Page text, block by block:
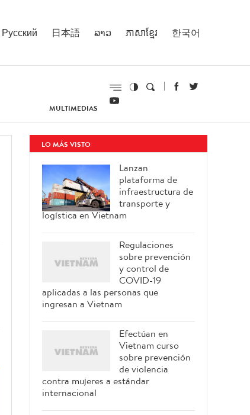
Русский 日本語 ລາວ ភាសាខ្មែរ 한국어
MULTIMEDIAS
LO MÁS VISTO
Lanzan
plataforma de
infraestructura de
transporte y
logística en Vietnam
Regulaciones
sobre prevención
y control de
COVID-19
aplicadas a las personas que
ingresan a Vietnam
Efectúan en
Vietnam curso
sobre prevención
de violencia
contra mujeres a estándar
internacional